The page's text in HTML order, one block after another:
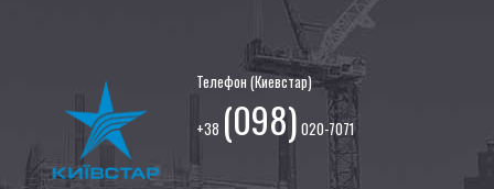
Телефон (Киевстар)
+38 (098) 020-7071